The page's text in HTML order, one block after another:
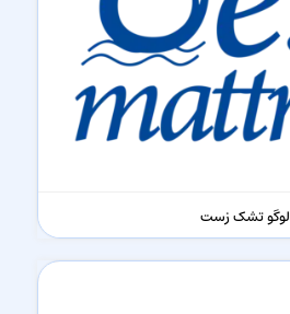
لوگو تشک زست